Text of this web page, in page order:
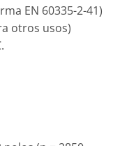
EN 60335-2-41)
otros usos)